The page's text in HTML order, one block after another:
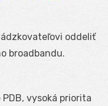
oddeliť
broadbandu.
PDB, vysoká priorita